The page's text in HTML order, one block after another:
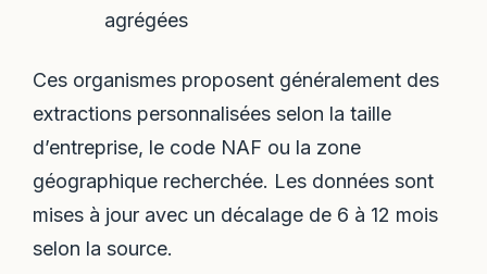
agrégées
Ces organismes proposent généralement des
extractions personnalisées selon la taille
d’entreprise, le code NAF ou la zone
géographique recherchée. Les données sont
mises à jour avec un décalage de 6 à 12 mois
selon la source.